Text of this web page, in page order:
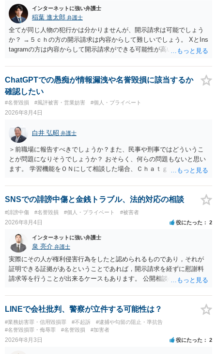
インターネットに強い弁護士
稲葉 進太郎 弁護士
全てが同じ人物の犯行かは分かりませんが、開示請求は可能でしょう
か？ →５ｃｈの方の開示請求は内容からして難しいでしょう。 XとIns
tagramの方は内容からして開示請求ができる可能性が高いでしょう。
いでしょう。７月中にアカウントが削除されている場合、今から進め
ても失敗する可能性が高いように思われます。 相手を特定できた場
合、相手に全ての弁護士費用を負担させることは可能でしょうか？ →
訴訟外の交渉で相手方が認めれば負担させることができるでしょう。
訴訟で判決となった場合は、実際の弁護士費用が認められる場合と認
められない場合があり何ともいえないところでしょう。
ChatGPTでの愚痴が情報漏洩や名誉毀損に該当するか
確認したい
#名誉毀損 #風評被害・営業妨害 #個人・プライベート
2026年8月4日
白井 弘昭 弁護士
＞前職場に報告すべきでしょうか？また、民事や刑事ではどういうこ
とが問題になりそうでしょうか？ おそらく、何らの問題もないと思い
ます。 学習機能をＯＮにして相談した場合、Ｃｈａｔｇｐｔがｏｐｅ
する可能性がありますが、個人名や会社名を特定していない限り、一
般論として抽象化されて回答に織り込まれる可能性が生じるにすぎま
せんので、その情報自体が、秘密情報に当たるとは思えませんし、名
誉棄損として、個人や会社に対する誹謗中傷の不特定多数への公開に
当たるとも思われません。 もちろん、誰がその内容をｃｈａｔｇｐｔ
に入力したかも第三者にしられることはないので、個人や会社の特定
をせずに書き込んだことで（おそらく特定して書き込んだとして
も）、相談者さんが刑事民事の責任に問われることはないでしょう。
私見ながらご参考まで。
SNSでの誹謗中傷と金銭トラブル、法的対応の相談
#誹謗中傷 #名誉毀損 #個人・プライベート #被害者
2026年8月4日 役にたった 2
インターネットに強い弁護士
泉 亮介 弁護士
実際にその人が権利侵害行為をしたと認められるものであり，それが
証明できる証拠があるということであれば，開示請求を経ずに慰謝料
請求等を行うことが出来るケースもあります。 公開相談の場では回答
に個別に相談されると良いでしょう。
LINEで会社批判、警察が立件する可能性は？
#業務妨害罪・信用毀損罪 #不起訴
#逮捕や勾留の阻止・準抗告
#名誉毀損罪・侮辱罪
#名誉毀損 #加害者
2026年8月3日 役にたった 2